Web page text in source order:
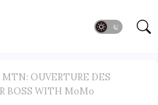
MTN: OUVERTURE DES
BOSS WITH MoMo